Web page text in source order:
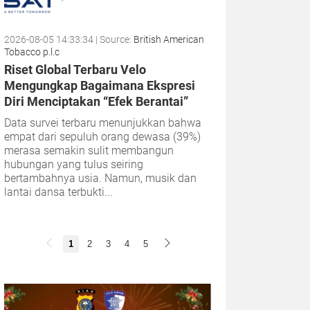
2026-08-05 14:33:34 | Source: British American
Tobacco p.l.c
Riset Global Terbaru Velo
Mengungkap Bagaimana Ekspresi
Diri Menciptakan “Efek Berantai”
Data survei terbaru menunjukkan bahwa
empat dari sepuluh orang dewasa (39%)
merasa semakin sulit membangun
hubungan yang tulus seiring
bertambahnya usia. Namun, musik dan
lantai dansa terbukti...
1 2 3 4 5